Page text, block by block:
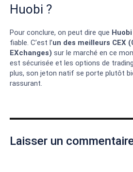
Huobi ?
Pour conclure, on peut dire que Huobi
fiable. C’est l’un des meilleurs CEX
EXchanges) sur le marché en ce
est sécurisée et les options de
plus, son jeton natif se porte plutôt
rassurant.
Laisser un